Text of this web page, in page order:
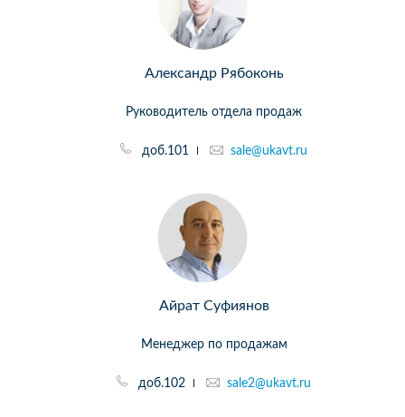
Александр Рябоконь
Руководитель отдела продаж
доб.101 sale@ukavt.ru
Айрат Суфиянов
Менеджер по продажам
доб.102 sale2@ukavt.ru